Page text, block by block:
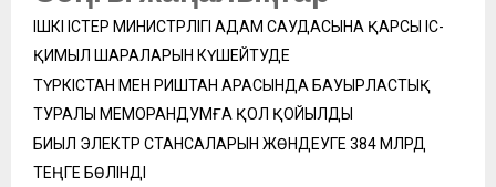
ІШКІ ІСТЕР МИНИСТРЛІГІ АДАМ САУДАСЫНА ҚАРСЫ ІС-
ҚИМЫЛ ШАРАЛАРЫН КҮШЕЙТУДЕ
ТҮРКІСТАН МЕН РИШТАН АРАСЫНДА БАУЫРЛАСТЫҚ
ТУРАЛЫ МЕМОРАНДУМҒА ҚОЛ ҚОЙЫЛДЫ
БИЫЛ ЭЛЕКТР СТАНСАЛАРЫН ЖӨНДЕУГЕ 384 МЛРД
ТЕҢГЕ БӨЛІНДІ